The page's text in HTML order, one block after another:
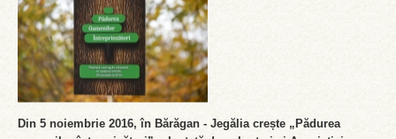
Din 5 noiembrie 2016, în Bărăgan - Jegălia crește „Pădurea